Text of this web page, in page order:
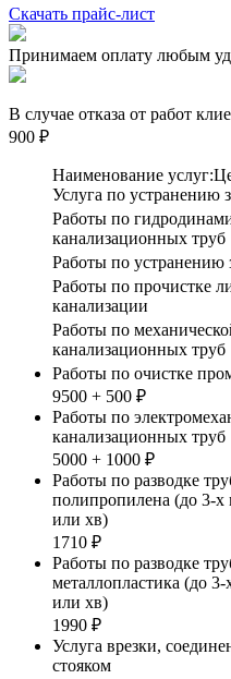
Скачать прайс-лист
Принимаем оплату любым
В случае отказа от работ
900 ₽
Наименование услуг:
Услуга по устранению
Работы по
канализационных труб
Работы по устранению
Работы по прочистке
канализации
Работы по
канализационных труб
Работы по очистке
9500 + 500 ₽
Работы по
канализационных труб
5000 + 1000 ₽
Работы по разводке
полипропилена (до 3-х
или хв)
1710 ₽
Работы по разводке
металлопластика (до
или хв)
1990 ₽
Услуга врезки,
стояком